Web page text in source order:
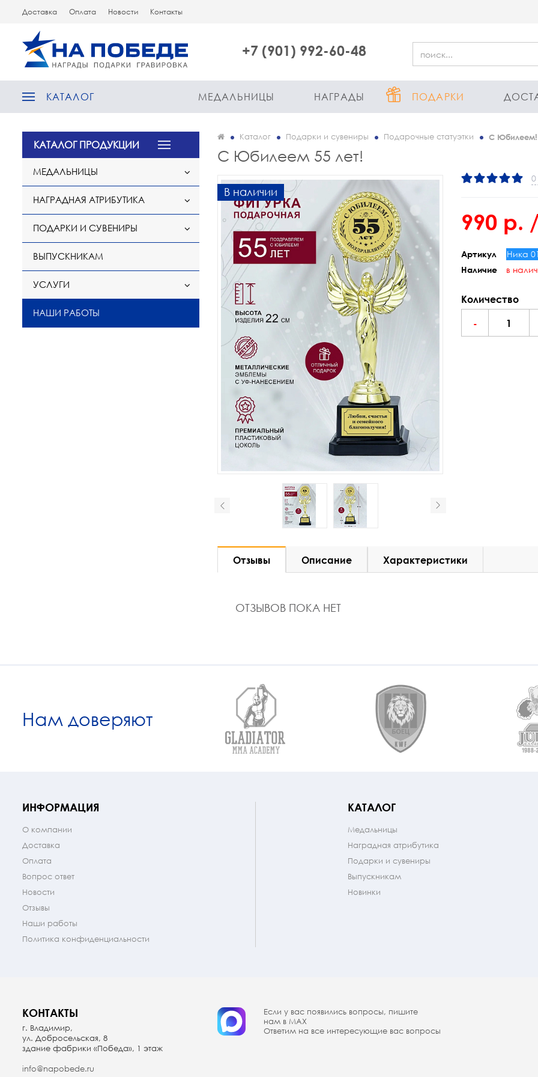
Доставка Оплата Новости Контакты
+7 (901) 992-60-48
КАТАЛОГ МЕДАЛЬНИЦЫ НАГРАДЫ ПОДАРКИ
КАТАЛОГ ПРОДУКЦИИ
МЕДАЛЬНИЦЫ
НАГРАДНАЯ АТРИБУТИКА
ПОДАРКИ И СУВЕНИРЫ
ВЫПУСКНИКАМ
УСЛУГИ
НАШИ РАБОТЫ
Каталог Подарки и сувениры Подарочные статуэтки С Юбилеем!
С Юбилеем 55 лет!
В наличии
0
990 р.
Артикул Ника
Наличие в
Количество
-
Отзывы Описание Характеристики
ОТЗЫВОВ ПОКА НЕТ
Нам доверяют
ИНФОРМАЦИЯ
О компании
Доставка
Оплата
Вопрос ответ
Новости
Отзывы
Наши работы
Политика конфиденциальности
КАТАЛОГ
Медальницы
Наградная атрибутика
Подарки и сувениры
Выпускникам
Новинки
КОНТАКТЫ
г. Владимир,
ул. Добросельская, 8
здание фабрики «Победа», 1 этаж
info@napobede.ru
Если у вас появились вопросы, пишите
нам в МАX
Ответим на все интересующие вас вопросы